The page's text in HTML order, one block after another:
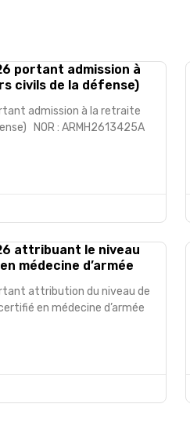
portant admission à
civils de la défense)
admission à la retraite
NOR : ARMH2613425A
attribuant le niveau
médecine d’armée
attribution du niveau de
en médecine d’armée